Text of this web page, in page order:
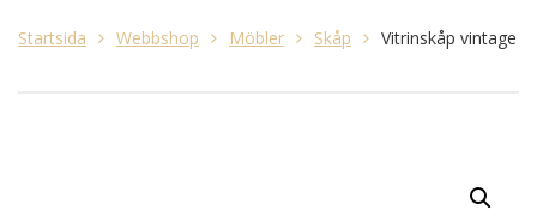
Startsida Webbshop Möbler Skåp Vitrinskåp vintage